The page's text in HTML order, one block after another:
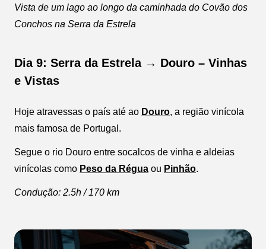
Vista de um lago ao longo da caminhada do Covão dos
Conchos na Serra da Estrela
Dia 9: Serra da Estrela → Douro – Vinhas
e Vistas
Hoje atravessas o país até ao Douro, a região vinícola
mais famosa de Portugal.
Segue o rio Douro entre socalcos de vinha e aldeias
vinícolas como Peso da Régua ou Pinhão.
Condução: 2.5h / 170 km